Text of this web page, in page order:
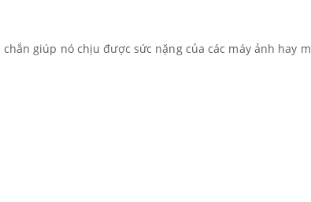
giúp nó chịu được sức nặng của các máy ảnh hay